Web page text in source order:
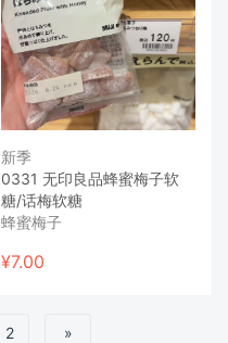
新季
0331 无印良品蜂蜜梅子软
糖/话梅软糖
蜂蜜梅子
¥7.00
2 »